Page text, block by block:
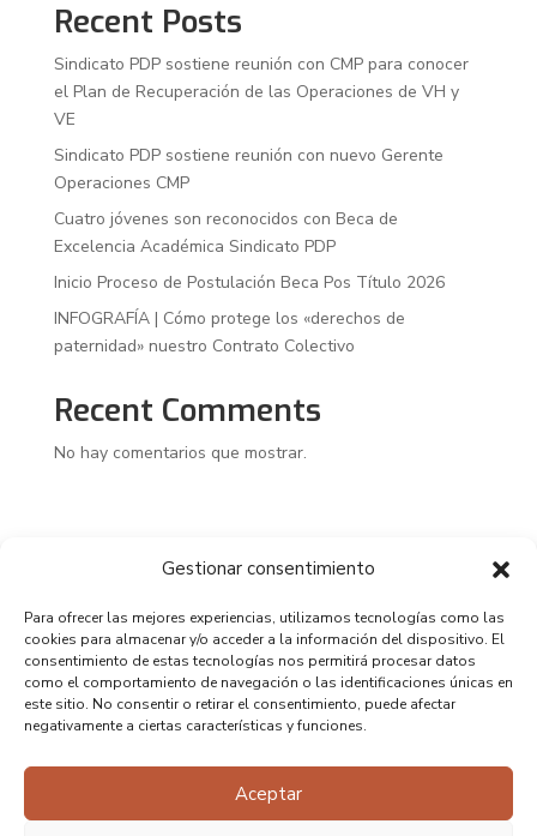
Gestionar consentimiento
Para ofrecer las mejores experiencias, utilizamos tecnologías como las
cookies para almacenar y/o acceder a la información del dispositivo. El
consentimiento de estas tecnologías nos permitirá procesar datos
como el comportamiento de navegación o las identificaciones únicas en
este sitio. No consentir o retirar el consentimiento, puede afectar
negativamente a ciertas características y funciones.
Aceptar
Recent Posts
Sindicato PDP sostiene reunión con CMP para conocer
el Plan de Recuperación de las Operaciones de VH y
VE
Sindicato PDP sostiene reunión con nuevo Gerente
Operaciones CMP
Cuatro jóvenes son reconocidos con Beca de
Excelencia Académica Sindicato PDP
Inicio Proceso de Postulación Beca Pos Título 2026
INFOGRAFÍA | Cómo protege los «derechos de
paternidad» nuestro Contrato Colectivo
Recent Comments
No hay comentarios que mostrar.